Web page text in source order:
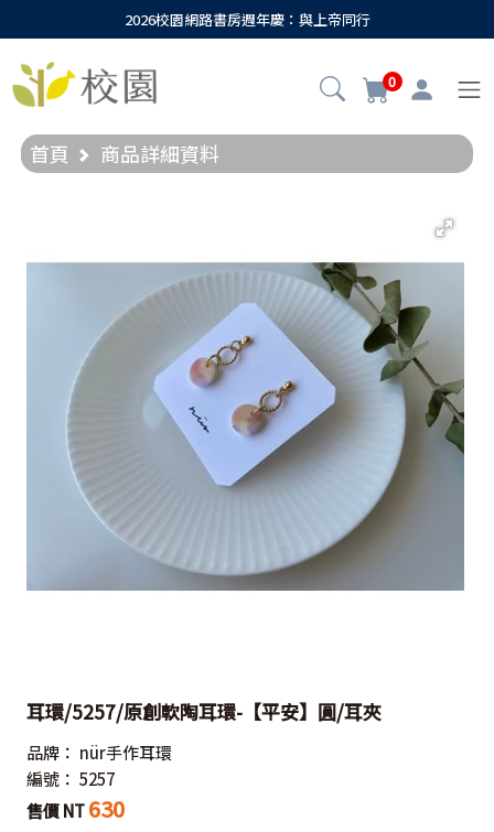
2026校園網路書房週年慶：與上帝同行
0
首頁 商品詳細資料
耳環/5257/原創軟陶耳環-【平安】圓/耳夾
品牌： nür手作耳環
編號： 5257
售價 NT 630